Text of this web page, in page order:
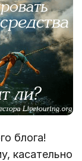
блога!
касательно